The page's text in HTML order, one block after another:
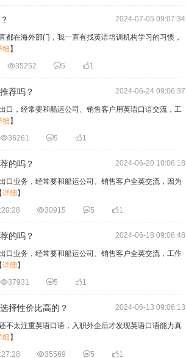
2024-07-05 09:07:34
在海外部门，我一直有找英语培训机构学习的习惯，
细 】
35252 5 1
荐吗？ 2024-06-24 09:06:37
口，经常要和船运公司、销售客户用英语口语交流，工
细 】
36261 5 1
的吗？ 2024-06-20 10:06:18
口业务，经常要和船运公司、销售客户全英交流，因为
【详细 】
30915 5 1
的吗？ 2024-06-18 09:06:48
口业务，经常要和船运公司、销售客户全英交流，工作
【详细 】
37931 5 1
择性价比高的？ 2024-06-13 09:06:13
不太注重英语口语，入职外企后才发现英语口语能力真
细 】
35569 5 1